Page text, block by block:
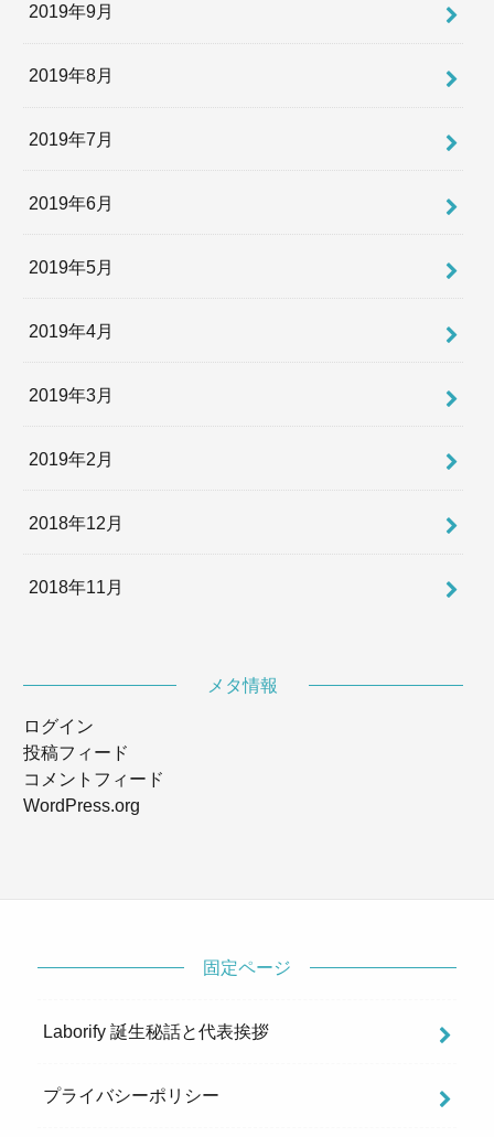
2019年9月
2019年8月
2019年7月
2019年6月
2019年5月
2019年4月
2019年3月
2019年2月
2018年12月
2018年11月
メタ情報
ログイン
投稿フィード
コメントフィード
WordPress.org
固定ページ
Laborify 誕生秘話と代表挨拶
プライバシーポリシー